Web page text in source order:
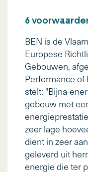
6
BEN is de
Europese
Gebouwen,
Performance of
stelt: "Bijna-
gebouw met
zeer lage
dient in zeer
geleverd uit
energie die ter